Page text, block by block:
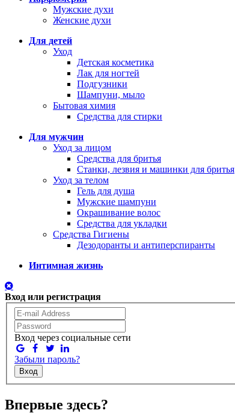
Мужские духи
Женские духи
Для детей
Уход
Детская косметика
Лак для ногтей
Подгузники
Шампуни, мыло
Бытовая химия
Средства для стирки
Для мужчин
Уход за лицом
Средства для бритья
Станки, лезвия и машинки для бритья
Уход за телом
Гель для душа
Мужские шампуни
Окрашивание волос
Средства для укладки
Средства Гигиены
Дезодоранты и антиперспиранты
Интимная жизнь
Вход или регистрация
Вход через социальные сети
Забыли пароль?
Вход
Впервые здесь?